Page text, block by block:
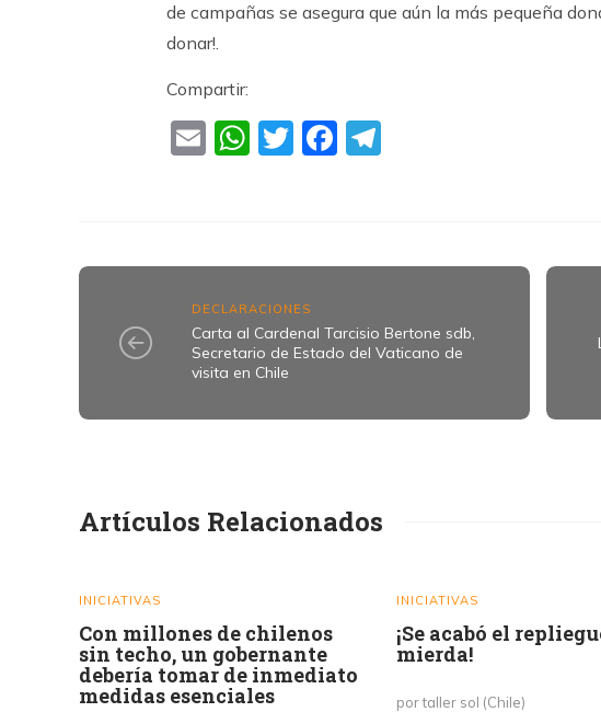
de campañas se asegura que aún la más pequeña
donar!.
Compartir:
EmailWhatsApp
TwitterFacebook
DECLARACIONES
Carta al Cardenal Tarcisio Bertone sdb,
Secretario de Estado del Vaticano de
visita en Chile
Artículos Relacionados
INICIATIVAS
Con millones de chilenos
sin techo, un gobernante
debería tomar de inmediato
medidas esenciales
INICIATIVAS
¡Se acabó el
mierda!
por taller sol (Chile)